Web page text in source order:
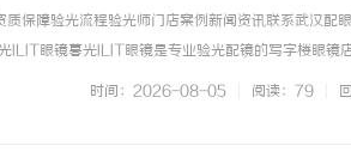
保障验光流程验光师门店案例新闻资讯联系武汉配
眼镜暮光ILIT眼镜是专业验光配镜的写字楼眼镜
片、透明价格和直营售后为基础，全场镜片40%-
时间：2026-08-05 阅读：79
影视体验的全新视界 2345电影网：全
析